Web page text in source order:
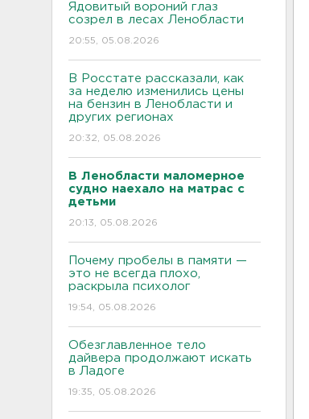
Ядовитый вороний глаз
созрел в лесах Ленобласти
20:55, 05.08.2026
В Росстате рассказали, как
за неделю изменились цены
на бензин в Ленобласти и
других регионах
20:32, 05.08.2026
В Ленобласти маломерное
судно наехало на матрас с
детьми
20:13, 05.08.2026
Почему пробелы в памяти —
это не всегда плохо,
раскрыла психолог
19:54, 05.08.2026
Обезглавленное тело
дайвера продолжают искать
в Ладоге
19:35, 05.08.2026